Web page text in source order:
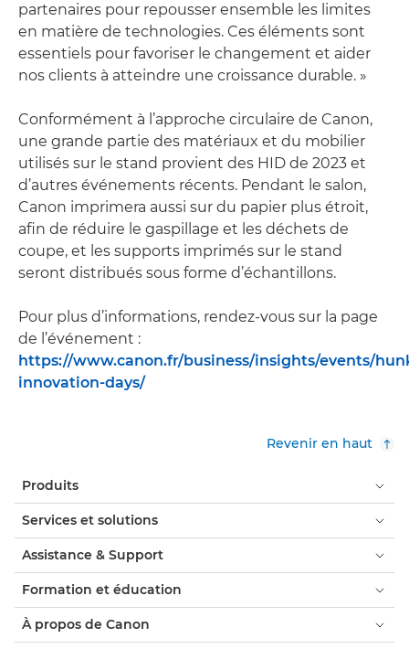
partenaires pour repousser ensemble les limites
en matière de technologies. Ces éléments sont
essentiels pour favoriser le changement et aider
nos clients à atteindre une croissance durable. »
Conformément à l’approche circulaire de Canon,
une grande partie des matériaux et du mobilier
utilisés sur le stand provient des HID de 2023 et
d’autres événements récents. Pendant le salon,
Canon imprimera aussi sur du papier plus étroit,
afin de réduire le gaspillage et les déchets de
coupe, et les supports imprimés sur le stand
seront distribués sous forme d’échantillons.
Pour plus d’informations, rendez-vous sur la page
de l’événement :
https://www.canon.fr/business/insights/events/
innovation-days/
Revenir en haut
Produits
Services et solutions
Assistance & Support
Formation et éducation
À propos de Canon